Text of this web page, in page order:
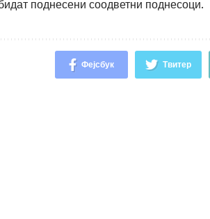
поднесени соодветни поднесоци.
Фејсбук Твитер